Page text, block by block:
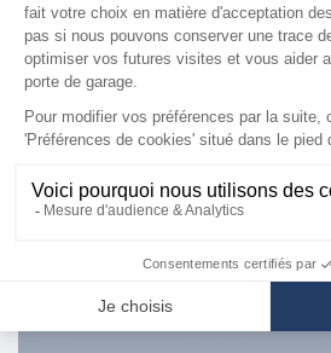
NOS DERNIERS AVIS
5.0